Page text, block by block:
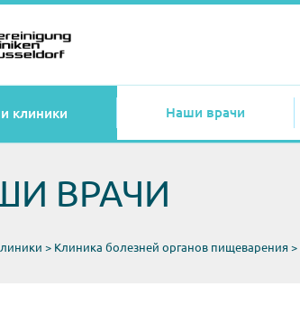
клиники Наши врачи
ВРАЧИ
> Клиника болезней органов пищеварения >